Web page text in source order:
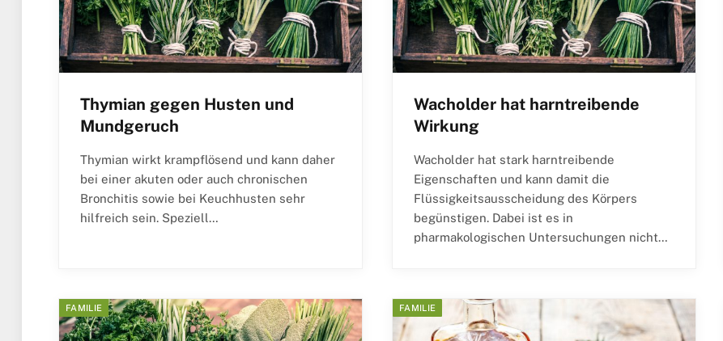
Thymian gegen Husten und
Mundgeruch
Thymian wirkt krampflösend und kann daher
bei einer akuten oder auch chronischen
Bronchitis sowie bei Keuchhusten sehr
hilfreich sein. Speziell…
Wacholder hat harntreibende
Wirkung
Wacholder hat stark harntreibende
Eigenschaften und kann damit die
Flüssigkeitsausscheidung des Körpers
begünstigen. Dabei ist es in
pharmakologischen Untersuchungen nicht…
FAMILIE FAMILIE